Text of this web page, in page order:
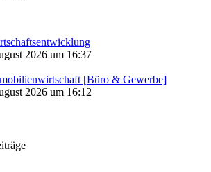
2026 um 16:37
[Büro & Gewerbe]
2026 um 16:12